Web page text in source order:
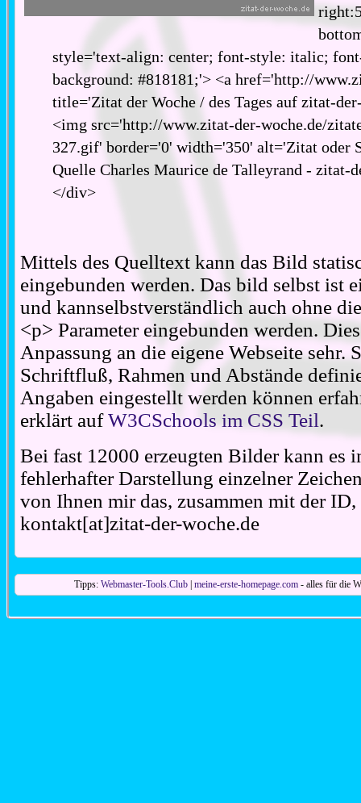
style='text-align: center; font-style: italic;
background: #818181;'> <a href='http://
title='Zitat der Woche / des Tages auf zitat-
<img src='http://www.zitat-der-woche.de/
327.gif' border='0' width='350' alt='Zitat oder
Quelle Charles Maurice de Talleyrand - zitat-
</div>
Mittels des Quelltext kann das Bild
eingebunden werden. Das bild selbst ist
und kannselbstverständlich auch ohne
<p> Parameter eingebunden werden.
Anpassung an die eigene Webseite sehr.
Schriftfluß, Rahmen und Abstände
Angaben eingestellt werden können
erklärt aufW3CSchools im CSS Teil.
Bei fast 12000 erzeugten Bilder kann es
fehlerhafter Darstellung einzelner
von Ihnen mir das, zusammen mit der
kontakt[at]zitat-der-woche.de
Tipps: Webmaster-Tools.Club| meine-erste-homepage.com- alles für die